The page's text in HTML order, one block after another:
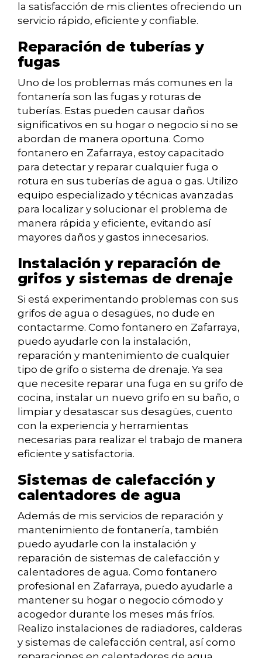
la satisfacción de mis clientes ofreciendo un
servicio rápido, eficiente y confiable.
Reparación de tuberías y
fugas
Uno de los problemas más comunes en la
fontanería son las fugas y roturas de
tuberías. Estas pueden causar daños
significativos en su hogar o negocio si no se
abordan de manera oportuna. Como
fontanero en Zafarraya, estoy capacitado
para detectar y reparar cualquier fuga o
rotura en sus tuberías de agua o gas. Utilizo
equipo especializado y técnicas avanzadas
para localizar y solucionar el problema de
manera rápida y eficiente, evitando así
mayores daños y gastos innecesarios.
Instalación y reparación de
grifos y sistemas de drenaje
Si está experimentando problemas con sus
grifos de agua o desagües, no dude en
contactarme. Como fontanero en Zafarraya,
puedo ayudarle con la instalación,
reparación y mantenimiento de cualquier
tipo de grifo o sistema de drenaje. Ya sea
que necesite reparar una fuga en su grifo de
cocina, instalar un nuevo grifo en su baño, o
limpiar y desatascar sus desagües, cuento
con la experiencia y herramientas
necesarias para realizar el trabajo de manera
eficiente y satisfactoria.
Sistemas de calefacción y
calentadores de agua
Además de mis servicios de reparación y
mantenimiento de fontanería, también
puedo ayudarle con la instalación y
reparación de sistemas de calefacción y
calentadores de agua. Como fontanero
profesional en Zafarraya, puedo ayudarle a
mantener su hogar o negocio cómodo y
acogedor durante los meses más fríos.
Realizo instalaciones de radiadores, calderas
y sistemas de calefacción central, así como